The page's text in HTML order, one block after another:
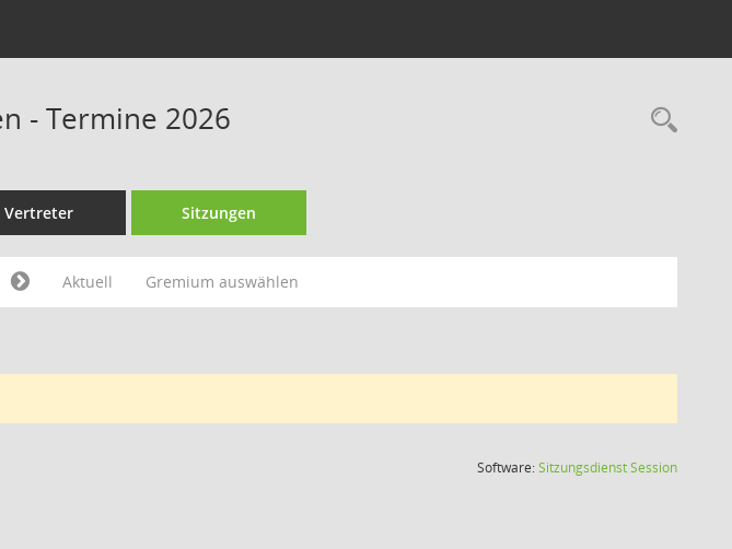
- Termine 2026
Vertreter Sitzungen
Aktuell Gremium auswählen
Software:SitzungsdienstSession(Wird in